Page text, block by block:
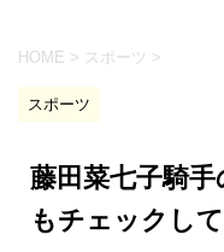
HOME > スポーツ >
スポーツ
藤田菜七子騎
もチェックし